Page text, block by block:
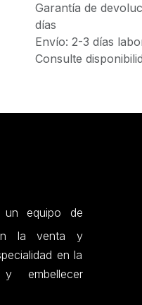
Garantía de
días
Envío: 2-3 días
Consulte
un equipo de
la venta y
en la
embellecer